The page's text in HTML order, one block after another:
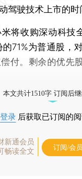
驾驶技术上市的时
收购深动科技
71%为普通股，
付。剩余的优先
本文共计1510字 订阅后
登录 后获取已订阅的
新通会员
畅读全文
订阅/会